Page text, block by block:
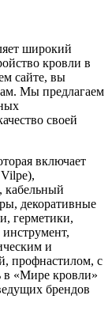
широкий
кровли в
сайте, вы
Мы предлагаем
своей
включает
кабельный
декоративные
герметики,
и
профнастилом, с
в «Мире кровли»
брендов